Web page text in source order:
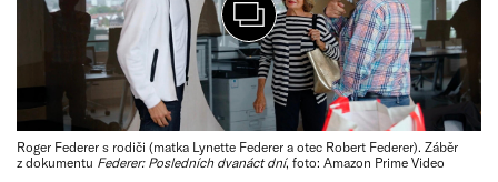
Roger Federer s rodiči (matka Lynette Federer a otec Robert Federer). Záběr
z dokumentu Federer: Posledních dvanáct dní, foto: Amazon Prime Video